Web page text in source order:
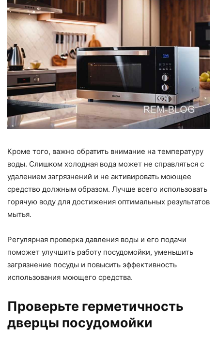
Кроме того, важно обратить внимание на температуру
воды. Слишком холодная вода может не справляться с
удалением загрязнений и не активировать моющее
средство должным образом. Лучше всего использовать
горячую воду для достижения оптимальных результатов
мытья.
Регулярная проверка давления воды и его подачи
поможет улучшить работу посудомойки, уменьшить
загрязнение посуды и повысить эффективность
использования моющего средства.
Проверьте герметичность
дверцы посудомойки